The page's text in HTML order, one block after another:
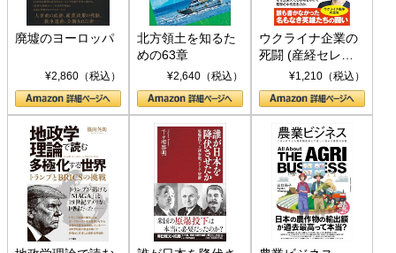
廃墟のヨーロッパ
¥2,860（税込）
北方領土を知るた
めの63章
¥2,640（税込）
ウクライナ企業の
死闘 (産経セレク
ト S 039)¥1,210（税込）